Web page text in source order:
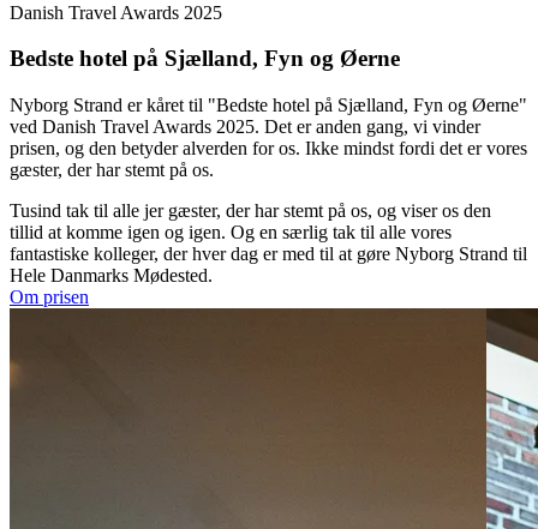
Danish Travel Awards 2025
Bedste hotel på Sjælland, Fyn og Øerne
Nyborg Strand er kåret til "Bedste hotel på Sjælland, Fyn og Øerne"
ved Danish Travel Awards 2025. Det er anden gang, vi vinder
prisen, og den betyder alverden for os. Ikke mindst fordi det er vores
gæster, der har stemt på os.
Tusind tak til alle jer gæster, der har stemt på os, og viser os den
tillid at komme igen og igen. Og en særlig tak til alle vores
fantastiske kolleger, der hver dag er med til at gøre Nyborg Strand til
Hele Danmarks Mødested.
Om prisen